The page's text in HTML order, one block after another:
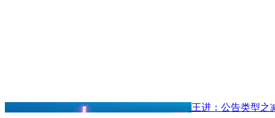
王进：公告类型之